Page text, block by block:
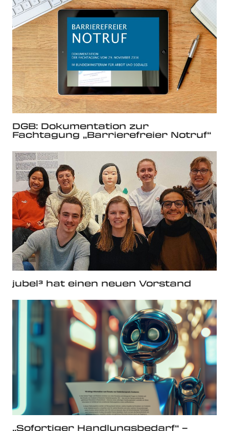
DGB: Dokumentation zur
Fachtagung „Barrierefreier Notruf“
jubel³ hat einen neuen Vorstand
„Sofortiger Handlungsbedarf“ –